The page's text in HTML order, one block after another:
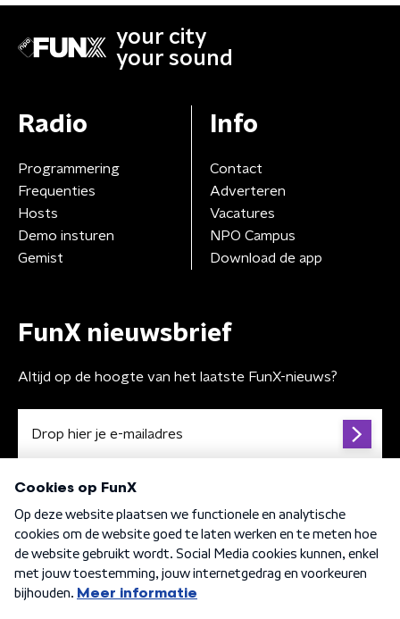
your city
your sound
Radio
Programmering
Frequenties
Hosts
Demo insturen
Gemist
Info
Contact
Adverteren
Vacatures
NPO Campus
Download de app
FunX nieuwsbrief
Altijd op de hoogte van het laatste FunX-nieuws?
Algemene voorwaarden Privacybeleid